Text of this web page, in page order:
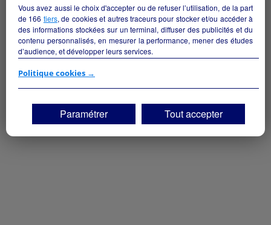
Bien-être/beauté particulier
Vous avez aussi le choix d'accepter ou de refuser l’utilisation, de la part
de 166 tiers, de cookies et autres traceurs pour stocker et/ou accéder à
des informations stockées sur un terminal, diffuser des publicités et du
contenu personnalisés, en mesurer la performance, mener des études
d’audience, et développer leurs services.
Si vous continuez sans accepter, les fonctionnalités liées à la
vos centres d'intérêt. Seuls lescookies/traceurs techniquesseront
déposés et lus sur votre terminal.
Vous pouvez exprimer vos choix en cliquant sur "Tout accepter",
Politique cookies →
Paramétrer Tout accepter